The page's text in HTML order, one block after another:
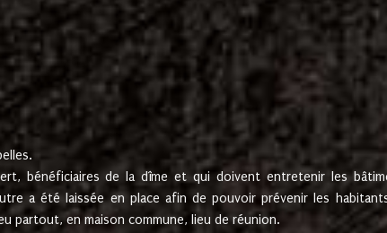
bénéficiaires de la dîme et qui doivent entretenir les
a été laissée en place afin de pouvoir prévenir les
partout, en maison commune, lieu de réunion.